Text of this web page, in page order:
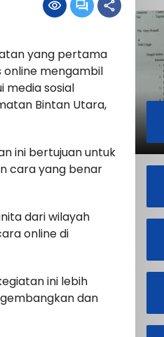
yang pertama
online mengambil
media sosial
Bintan Utara,
ini bertujuan untuk
cara yang benar
dari wilayah
online di
ini lebih
dan